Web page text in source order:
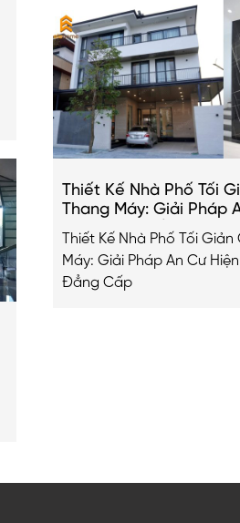
Thiết Kế Nhà Phố Tối
Thang Máy: Giải Pháp
Hiện Đại & Đẳng Cấp
Thiết Kế Nhà Phố Tối
Máy: Giải Pháp An Cư
Đẳng Cấp